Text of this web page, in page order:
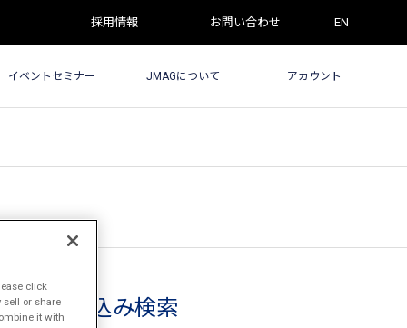
採用情報 お問い合わせ EN
イベントセミナー JMAGについて アカウント
絞込み検索
click
sell or share
it with